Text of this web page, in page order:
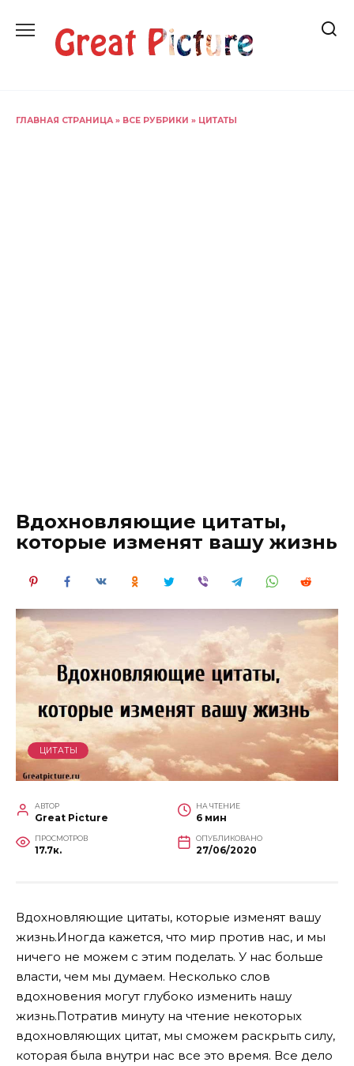
содержанию
ГЛАВНАЯ СТРАНИЦА » ВСЕ РУБРИКИ » ЦИТАТЫ
Вдохновляющие цитаты,
которые изменят вашу жизнь
ЦИТАТЫ
АВТОР
Great Picture
НА ЧТЕНИЕ
6 мин
ПРОСМОТРОВ
17.7к.
ОПУБЛИКОВАНО
27/06/2020
Вдохновляющие цитаты, которые изменят вашу
жизнь.Иногда кажется, что мир против нас, и мы
ничего не можем с этим поделать. У нас больше
власти, чем мы думаем. Несколько слов
вдохновения могут глубоко изменить нашу
жизнь.Потратив минуту на чтение некоторых
вдохновляющих цитат, мы сможем раскрыть силу,
которая была внутри нас все это время. Все дело